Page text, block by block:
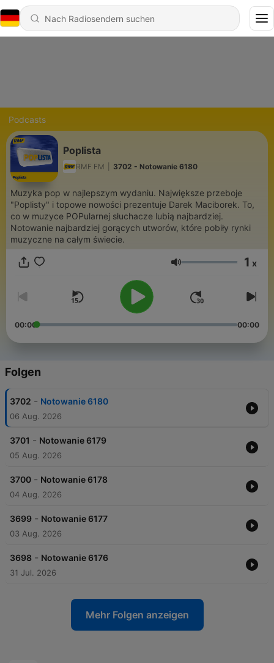
Podcasts
Poplista
RMF FM 3702 - Notowanie 6180
Muzyka pop w najlepszym wydaniu. Największe przeboje
"Poplisty" i topowe nowości prezentuje Darek Maciborek. To,
co w muzyce POPularnej słuchacze lubią najbardziej.
Notowanie najbardziej gorących utworów, które pobiły rynki
muzyczne na całym świecie.
Lautstärke 1 x
00:00 00:00
Folgen
3702 - Notowanie 6180
06 Aug. 2026
3701 - Notowanie 6179
05 Aug. 2026
3700 - Notowanie 6178
04 Aug. 2026
3699 - Notowanie 6177
03 Aug. 2026
3698 - Notowanie 6176
31 Jul. 2026
Mehr Folgen anzeigen